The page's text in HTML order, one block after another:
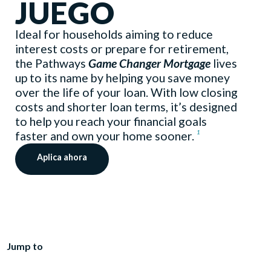
JUEGO
Ideal for households aiming to reduce
interest costs or prepare for retirement,
the PathwaysGame Changer Mortgage lives
up to its name by helping you save money
over the life of your loan. With low closing
costs and shorter loan terms, it’s designed
to help you reach your financial goals
faster and own your home sooner. 1
Aplica ahora
Jump to